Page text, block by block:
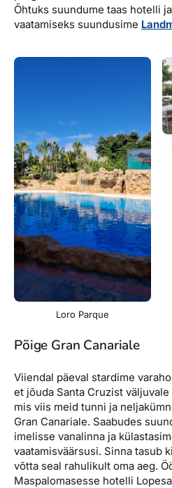
Õhtuks suundume taas hotelli
vaatamiseks suundusime
Loro Parque
Põige Gran Canariale
Viiendal päeval stardime
et jõuda Santa Cruzist
mis viis meid tunni ja
Gran Canariale. Saabudes
imelisse vanalinna ja
vaatamisväärsusi. Sinna tasub
võtta seal rahulikult oma aeg.
Maspalomasesse hotelli